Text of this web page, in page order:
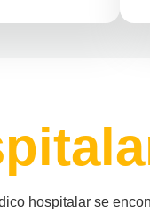
hospitalar se